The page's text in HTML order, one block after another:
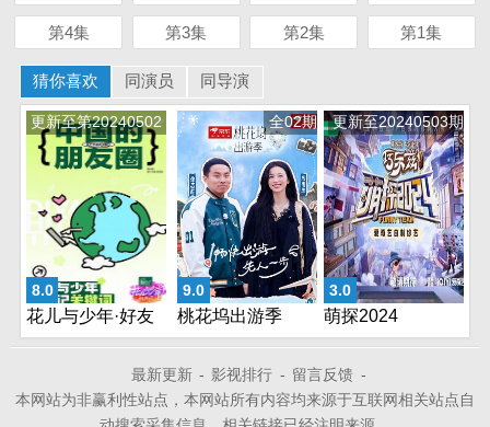
第4集 第3集 第2集 第1集
猜你喜欢 同演员 同导演
8.0
更新至第20240502
期
花儿与少年·好友
记
9.0
全02期
桃花坞出游季
3.0
更新至20240503期
萌探2024
最新更新 - 影视排行 - 留言反馈 -
本网站为非赢利性站点，本网站所有内容均来源于互联网相关站点自